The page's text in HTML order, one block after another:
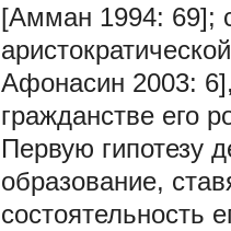
[Амман 1994: 69];
Афонасин 2003:
гражданстве его
Первую гипотезу
образование,
состоятельность